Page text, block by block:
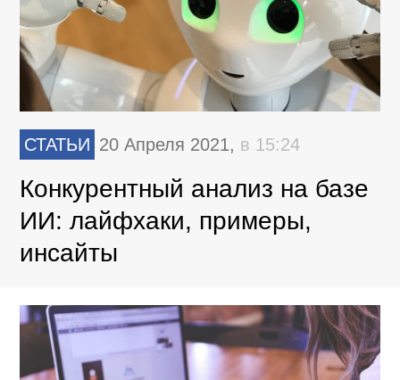
СТАТЬИ 20 Апреля 2021, в 15:24
Конкурентный анализ на базе
ИИ: лайфхаки, примеры,
инсайты